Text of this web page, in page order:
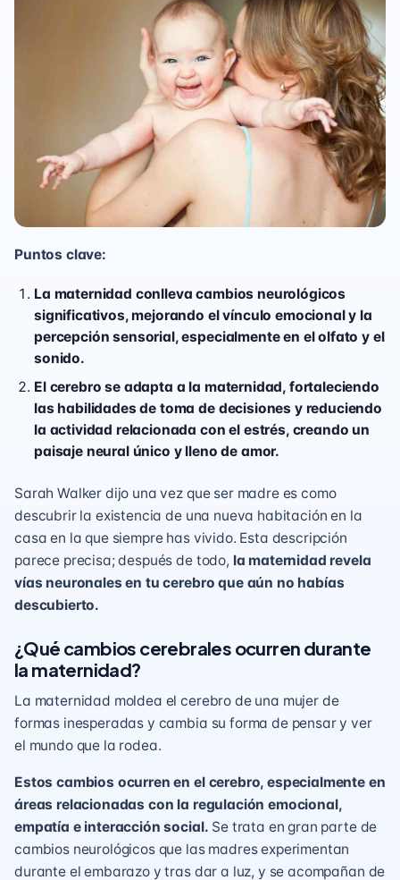
Puntos clave:
La maternidad conlleva cambios neurológicos
significativos, mejorando el vínculo emocional y la
percepción sensorial, especialmente en el olfato y el
sonido.
El cerebro se adapta a la maternidad, fortaleciendo
las habilidades de toma de decisiones y reduciendo
la actividad relacionada con el estrés, creando un
paisaje neural único y lleno de amor.
Sarah Walker dijo una vez que ser madre es como
descubrir la existencia de una nueva habitación en la
casa en la que siempre has vivido. Esta descripción
parece precisa; después de todo, la maternidad revela
vías neuronales en tu cerebro que aún no habías
descubierto.
¿Qué cambios cerebrales ocurren durante
la maternidad?
La maternidad moldea el cerebro de una mujer de
formas inesperadas y cambia su forma de pensar y ver
el mundo que la rodea.
Estos cambios ocurren en el cerebro, especialmente en
áreas relacionadas con la regulación emocional,
empatía e interacción social. Se trata en gran parte de
cambios neurológicosque las madres experimentan
durante el embarazo ytras dar a luz, y se acompañan de